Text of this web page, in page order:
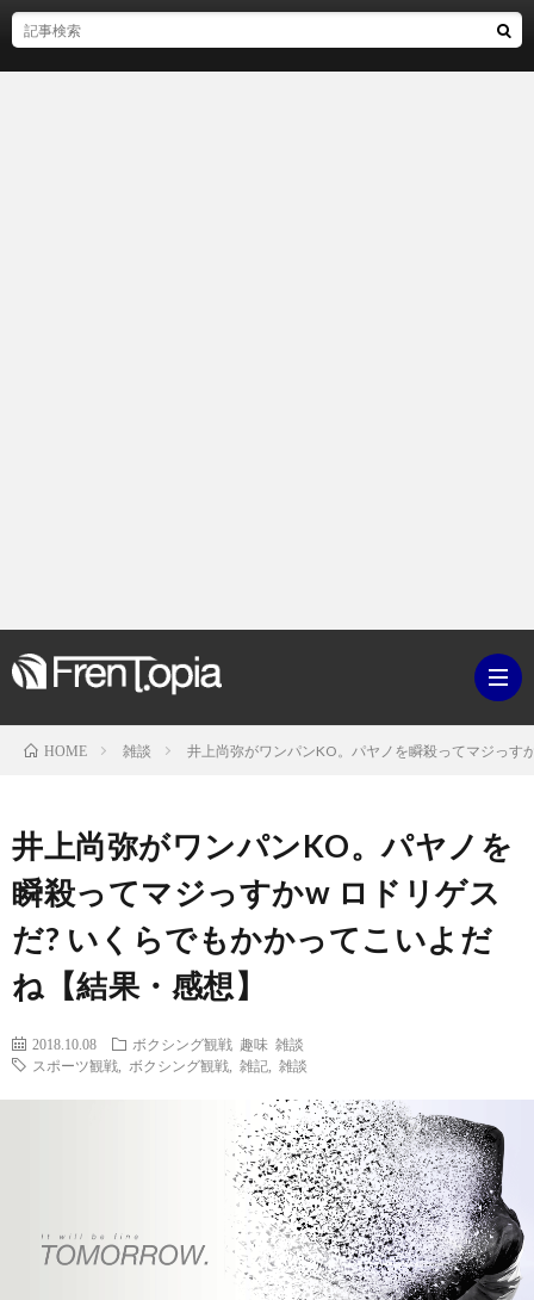
ン
ナ
ッ
ン
グ
観
マ
ン
ガ・
ャ
ラ
リ
ホ
ー
ム
HOME 雑談 井上尚弥がワンパンKO。パヤノを瞬殺ってマジっす
井上尚弥がワンパンKO。パヤノを
瞬殺ってマジっすかw ロドリゲス
だ? いくらでもかかってこいよだ
ね【結果・感想】
2018.10.08 ボクシング観戦 趣味 雑談
スポーツ観戦
ボクシング観戦 雑記 雑談